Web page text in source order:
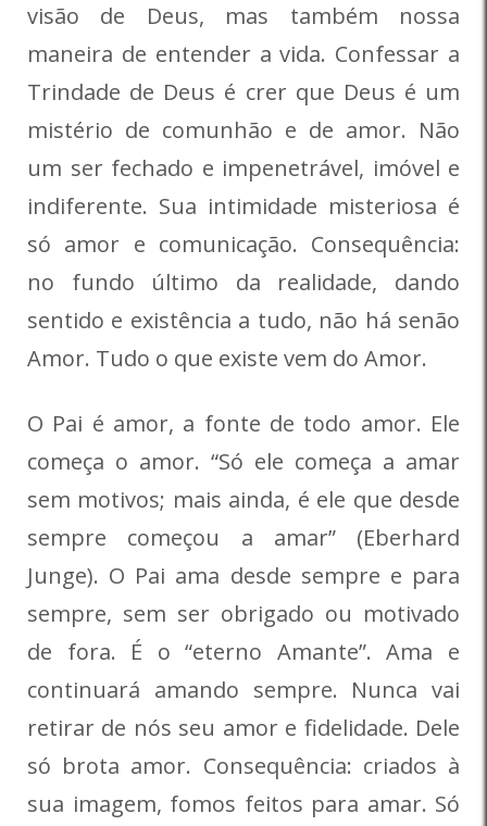
visão de Deus, mas também nossa
maneira de entender a vida. Confessar a
Trindade de Deus é crer que Deus é um
mistério de comunhão e de amor. Não
um ser fechado e impenetrável, imóvel e
indiferente. Sua intimidade misteriosa é
só amor e comunicação. Consequência:
no fundo último da realidade, dando
sentido e existência a tudo, não há senão
Amor. Tudo o que existe vem do Amor.
O Pai é amor, a fonte de todo amor. Ele
começa o amor. “Só ele começa a amar
sem motivos; mais ainda, é ele que desde
sempre começou a amar” (Eberhard
Junge). O Pai ama desde sempre e para
sempre, sem ser obrigado ou motivado
de fora. É o “eterno Amante”. Ama e
continuará amando sempre. Nunca vai
retirar de nós seu amor e fidelidade. Dele
só brota amor. Consequência: criados à
sua imagem, fomos feitos para amar. Só